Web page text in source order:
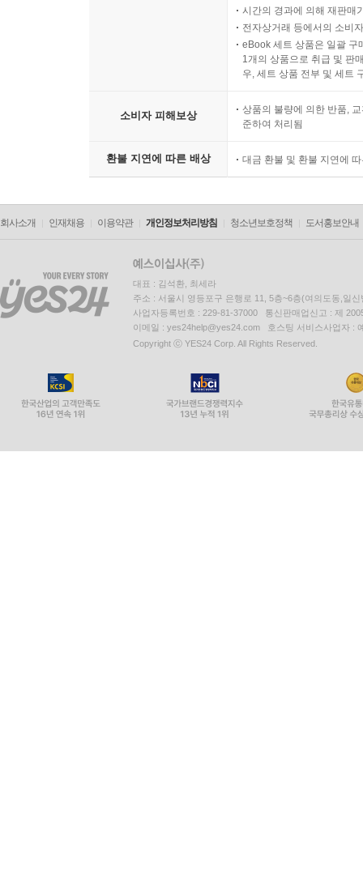
시간의 경과에 의해 재판매
전자상거래 등에서의 소비
eBook 세트 상품은 일괄 구
1개의 상품으로 취급 및 판
우, 세트 상품 전부 및 세트
소비자 피해보상
상품의 불량에 의한 반품,
준하여 처리됨
환불 지연에 따른 배상 대금 환불 및 환불 지연에
회사소개 인재채용 이용약관 개인정보처리방침 청소년보호정책 도서홍보안내
대표 : 김석환, 최세라
주소 : 서울시 영등포구 은행로 11, 5층~6층(여의도동,일신
사업자등록번호 : 229-81-37000 통신판매업신고 : 제
이메일 : yes24help@yes24.com 호스팅 서비스사업자 :
Copyright ⓒ YES24 Corp. All Rights Reserved.